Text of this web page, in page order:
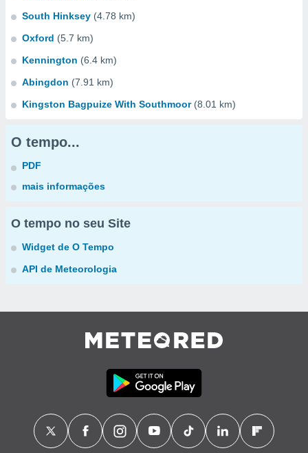
South Hinksey (4.78 km)
Oxford (5.7 km)
Kennington (6.4 km)
Abingdon (7.91 km)
Kingston Bagpuize With Southmoor (8.01 km)
O tempo...
PDF
mais informações
O tempo no seu Site
Widget de O Tempo
API de Meteorologia